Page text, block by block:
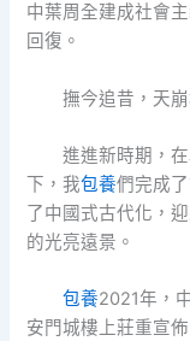
中葉周全建成社會
回復。
撫今追昔，天
進進新時期，
下，我包養們完成
了中國式古代化，
的光亮遠景。
包養2021年，
安門城樓上莊重宣